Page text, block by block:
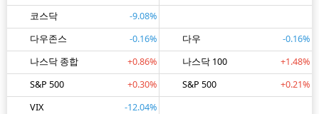
코스닥
-9.08%
다우존스
-0.16% 다우
-0.16%
나스닥 종합
+0.86% 나스닥 100
+1.48%
S&P 500
+0.30% S&P 500
+0.21%
VIX
-12.04%